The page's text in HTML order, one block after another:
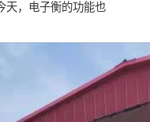
天，电子衡的功能也